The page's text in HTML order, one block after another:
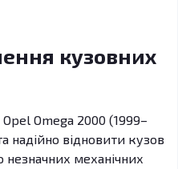
кузовних
Omega 2000 (1999–
надійно відновити кузов
незначних механічних